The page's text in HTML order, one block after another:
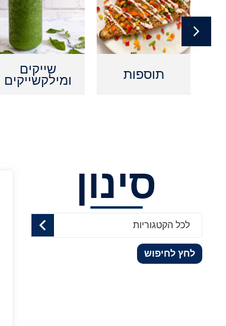
תוספות שייקים
ומילקשייקים
סינון
לכל הקטגוריות
לחץ לחיפוש